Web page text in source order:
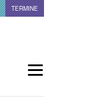
TERMINE